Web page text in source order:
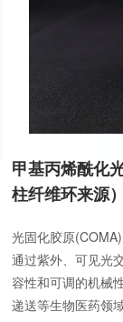
甲基丙烯酰化
柱纤维环来源）
光固化胶原
通过紫外、可见光
容性和可调的机械
递送等生物医药领域